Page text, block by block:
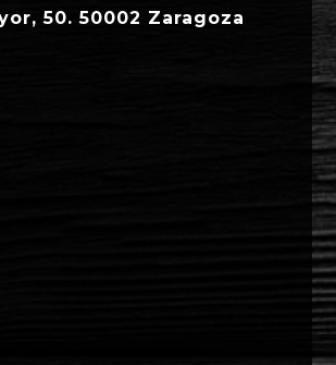
50. 50002 Zaragoza